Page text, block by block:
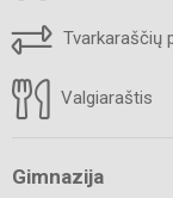
Tvarkaraščių
Valgiaraštis
Gimnazija